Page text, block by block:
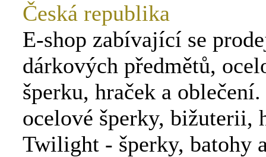
Česká republika
E-shop zabívající se
dárkových předmětů,
šperku, hraček a
ocelové šperky, bižuterii,
Twilight - šperky, batohy